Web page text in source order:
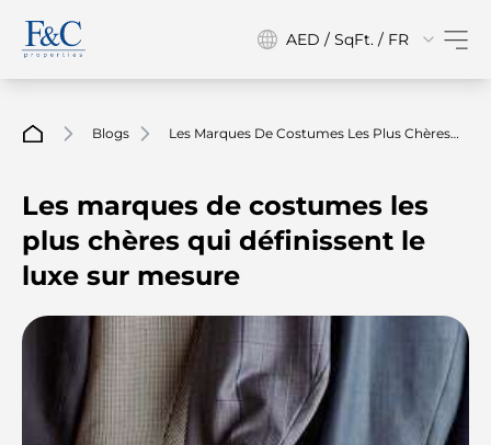
AED / SqFt. / FR
Blogs
Les Marques De Costumes Les Plus Chères
Les marques de costumes les
plus chères qui définissent le
luxe sur mesure